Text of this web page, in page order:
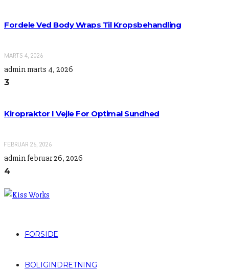
Fordele Ved Body Wraps Til Kropsbehandling
MARTS 4, 2026
admin marts 4, 2026
3
Kiropraktor I Vejle For Optimal Sundhed
FEBRUAR 26, 2026
admin februar 26, 2026
4
FORSIDE
BOLIGINDRETNING